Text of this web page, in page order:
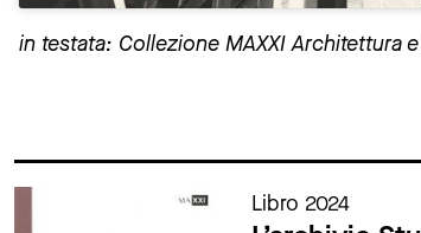
in testata: Collezione MAXXI Architettura
Cataloghi della mostra
Libro 2024